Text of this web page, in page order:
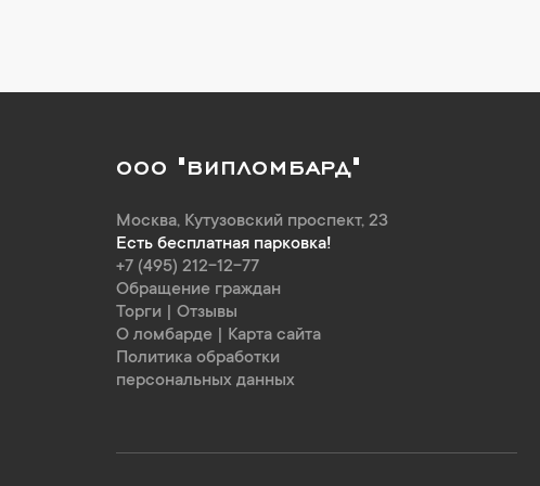
ООО "ВИПЛОМБАРД"
Москва, Кутузовский проспект, 23
Есть бесплатная парковка!
+7 (495) 212-12-77
Обращение граждан
Торги
Отзывы
О ломбарде
Карта сайта
Политика обработки
персональных данных